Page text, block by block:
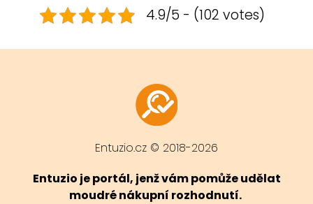
4.9/5 - (102 votes)
Entuzio.cz © 2018-2026
Entuzio je portál, jenž vám pomůže udělat
moudré nákupní rozhodnutí.